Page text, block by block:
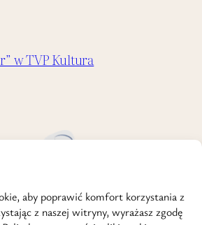
w TVP Kultura